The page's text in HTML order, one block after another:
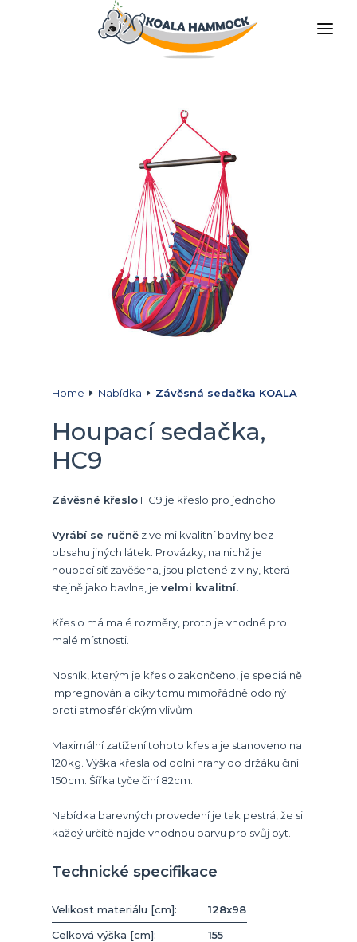
STAŇTE SE DISTRIBUTOREM
Home Nabídka Závěsná sedačka KOALA
Houpací sedačka,
HC9
Závěsné křeslo HC9 je křeslo pro jednoho.
Vyrábí se ručně z velmi kvalitní bavlny bez
obsahu jiných látek. Provázky, na nichž je
houpací síť zavěšena, jsou pletené z vlny, která
stejně jako bavlna, je velmi kvalitní.
Křeslo má malé rozměry, proto je vhodné pro
malé místnosti.
Nosník, kterým je křeslo zakončeno, je speciálně
impregnován a díky tomu mimořádně odolný
proti atmosférickým vlivům.
Maximální zatížení tohoto křesla je stanoveno na
120kg. Výška křesla od dolní hrany do držáku činí
150cm. Šířka tyče činí 82cm.
Nabídka barevných provedení je tak pestrá, že si
každý určitě najde vhodnou barvu pro svůj byt.
Technické specifikace
Velikost materiálu [cm]:
128x98
Celková výška [cm]:
155